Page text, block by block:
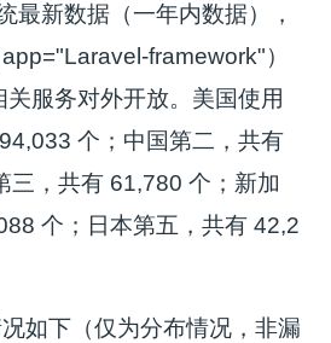
最新数据（一年内数据），
framework"）
个；中国第二，共有
三，共有 61,780 个；新加
个；日本第五，共有 42,2
如下（仅为分布情况，非漏